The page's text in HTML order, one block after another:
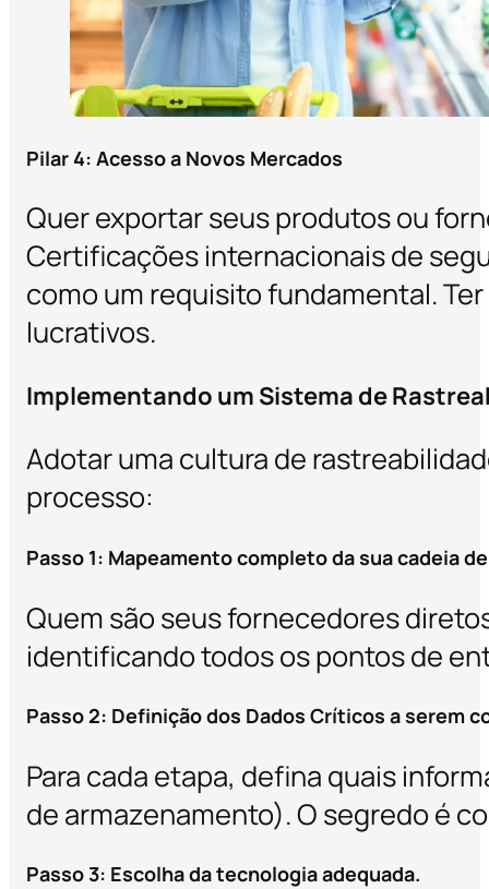
Pilar 4: Acesso a Novos Mercados
Quer exportar seus produtos ou
Certificações internacionais de
como um requisito fundamental.
lucrativos.
Implementando um Sistema de
Adotar uma cultura de
processo:
Passo 1: Mapeamento completo da sua cadeia
Quem são seus fornecedores
identificando todos os pontos de
Passo 2: Definição dos Dados Críticos a serem
Para cada etapa, defina quais
de armazenamento). O segredo é
Passo 3: Escolha da tecnologia adequada.